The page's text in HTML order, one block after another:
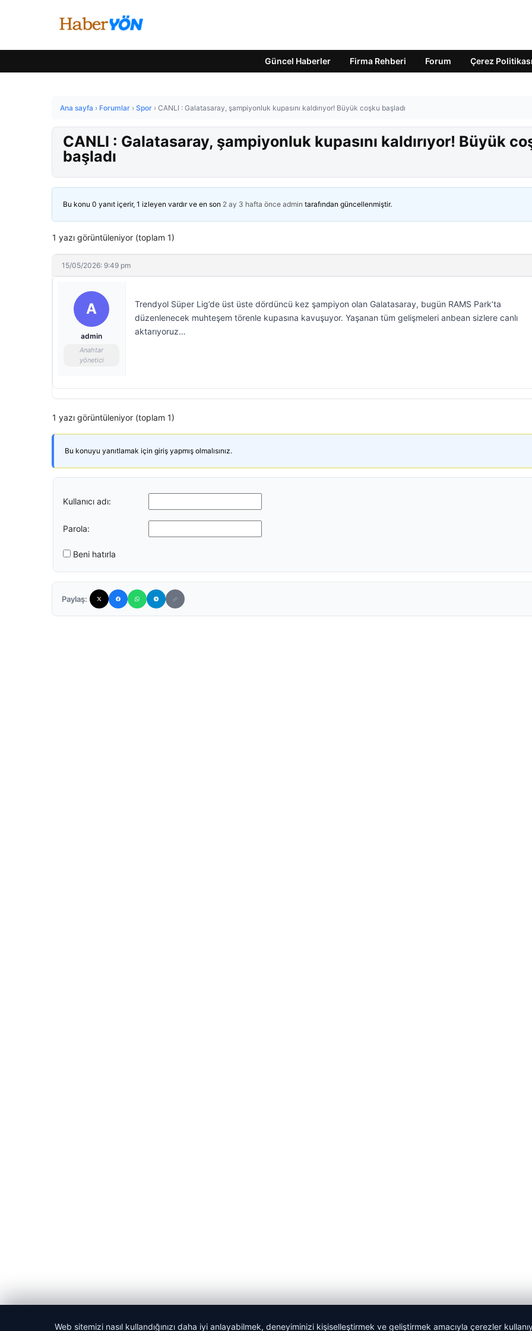
Güncel Haberler Firma Rehberi Forum Çerez Politikası
Ana sayfa › Forumlar › Spor › CANLI : Galatasaray, şampiyonluk kupasını kaldırıyor! Büyük coşku başladı
CANLI : Galatasaray, şampiyonluk kupasını kaldırıyor! Büyük
başladı
Bu konu 0 yanıt içerir, 1 izleyen vardır ve en son 2 ay 3 hafta önce admin tarafından güncellenmiştir.
1 yazı görüntüleniyor (toplam 1)
15/05/2026: 9:49 pm
A
admin
Anahtar
yönetici
Trendyol Süper Lig’de üst üste dördüncü kez şampiyon olan Galatasaray, bugün RAMS Park’ta
düzenlenecek muhteşem törenle kupasına kavuşuyor. Yaşanan tüm gelişmeleri anbean sizlere canlı
aktarıyoruz…
1 yazı görüntüleniyor (toplam 1)
Bu konuyu yanıtlamak için giriş yapmış olmalısınız.
Kullanıcı adı:
Parola:
Beni hatırla
Paylaş:
Web sitemizi nasıl kullandığınızı daha iyi anlayabilmek, deneyiminizi kişiselleştirmek ve geliştirmek amacıyla çerezler